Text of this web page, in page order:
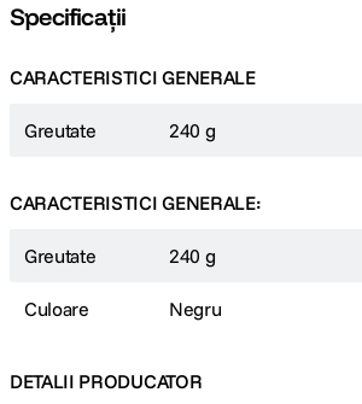
Specificații
CARACTERISTICI GENERALE
Greutate 240 g
CARACTERISTICI GENERALE:
Greutate 240 g
Culoare Negru
DETALII PRODUCATOR